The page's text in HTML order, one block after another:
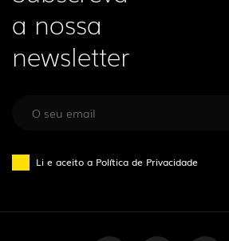
a nossa
newsletter
Li e aceito a Política de Privacidade